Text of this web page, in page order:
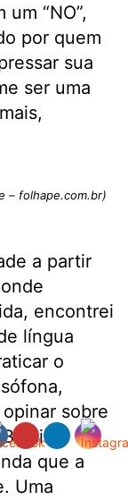
“NO”,
por quem
sua
ser uma
– folhape.com.br)
a partir
encontrei
língua
o
sobre
que a
Uma